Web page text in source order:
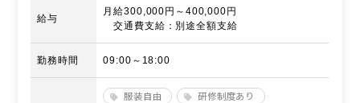
給与
月給300,000円～400,000円
交通費支給：別途全額支給
勤務時間 09:00～18:00
服装自由
研修制度あり